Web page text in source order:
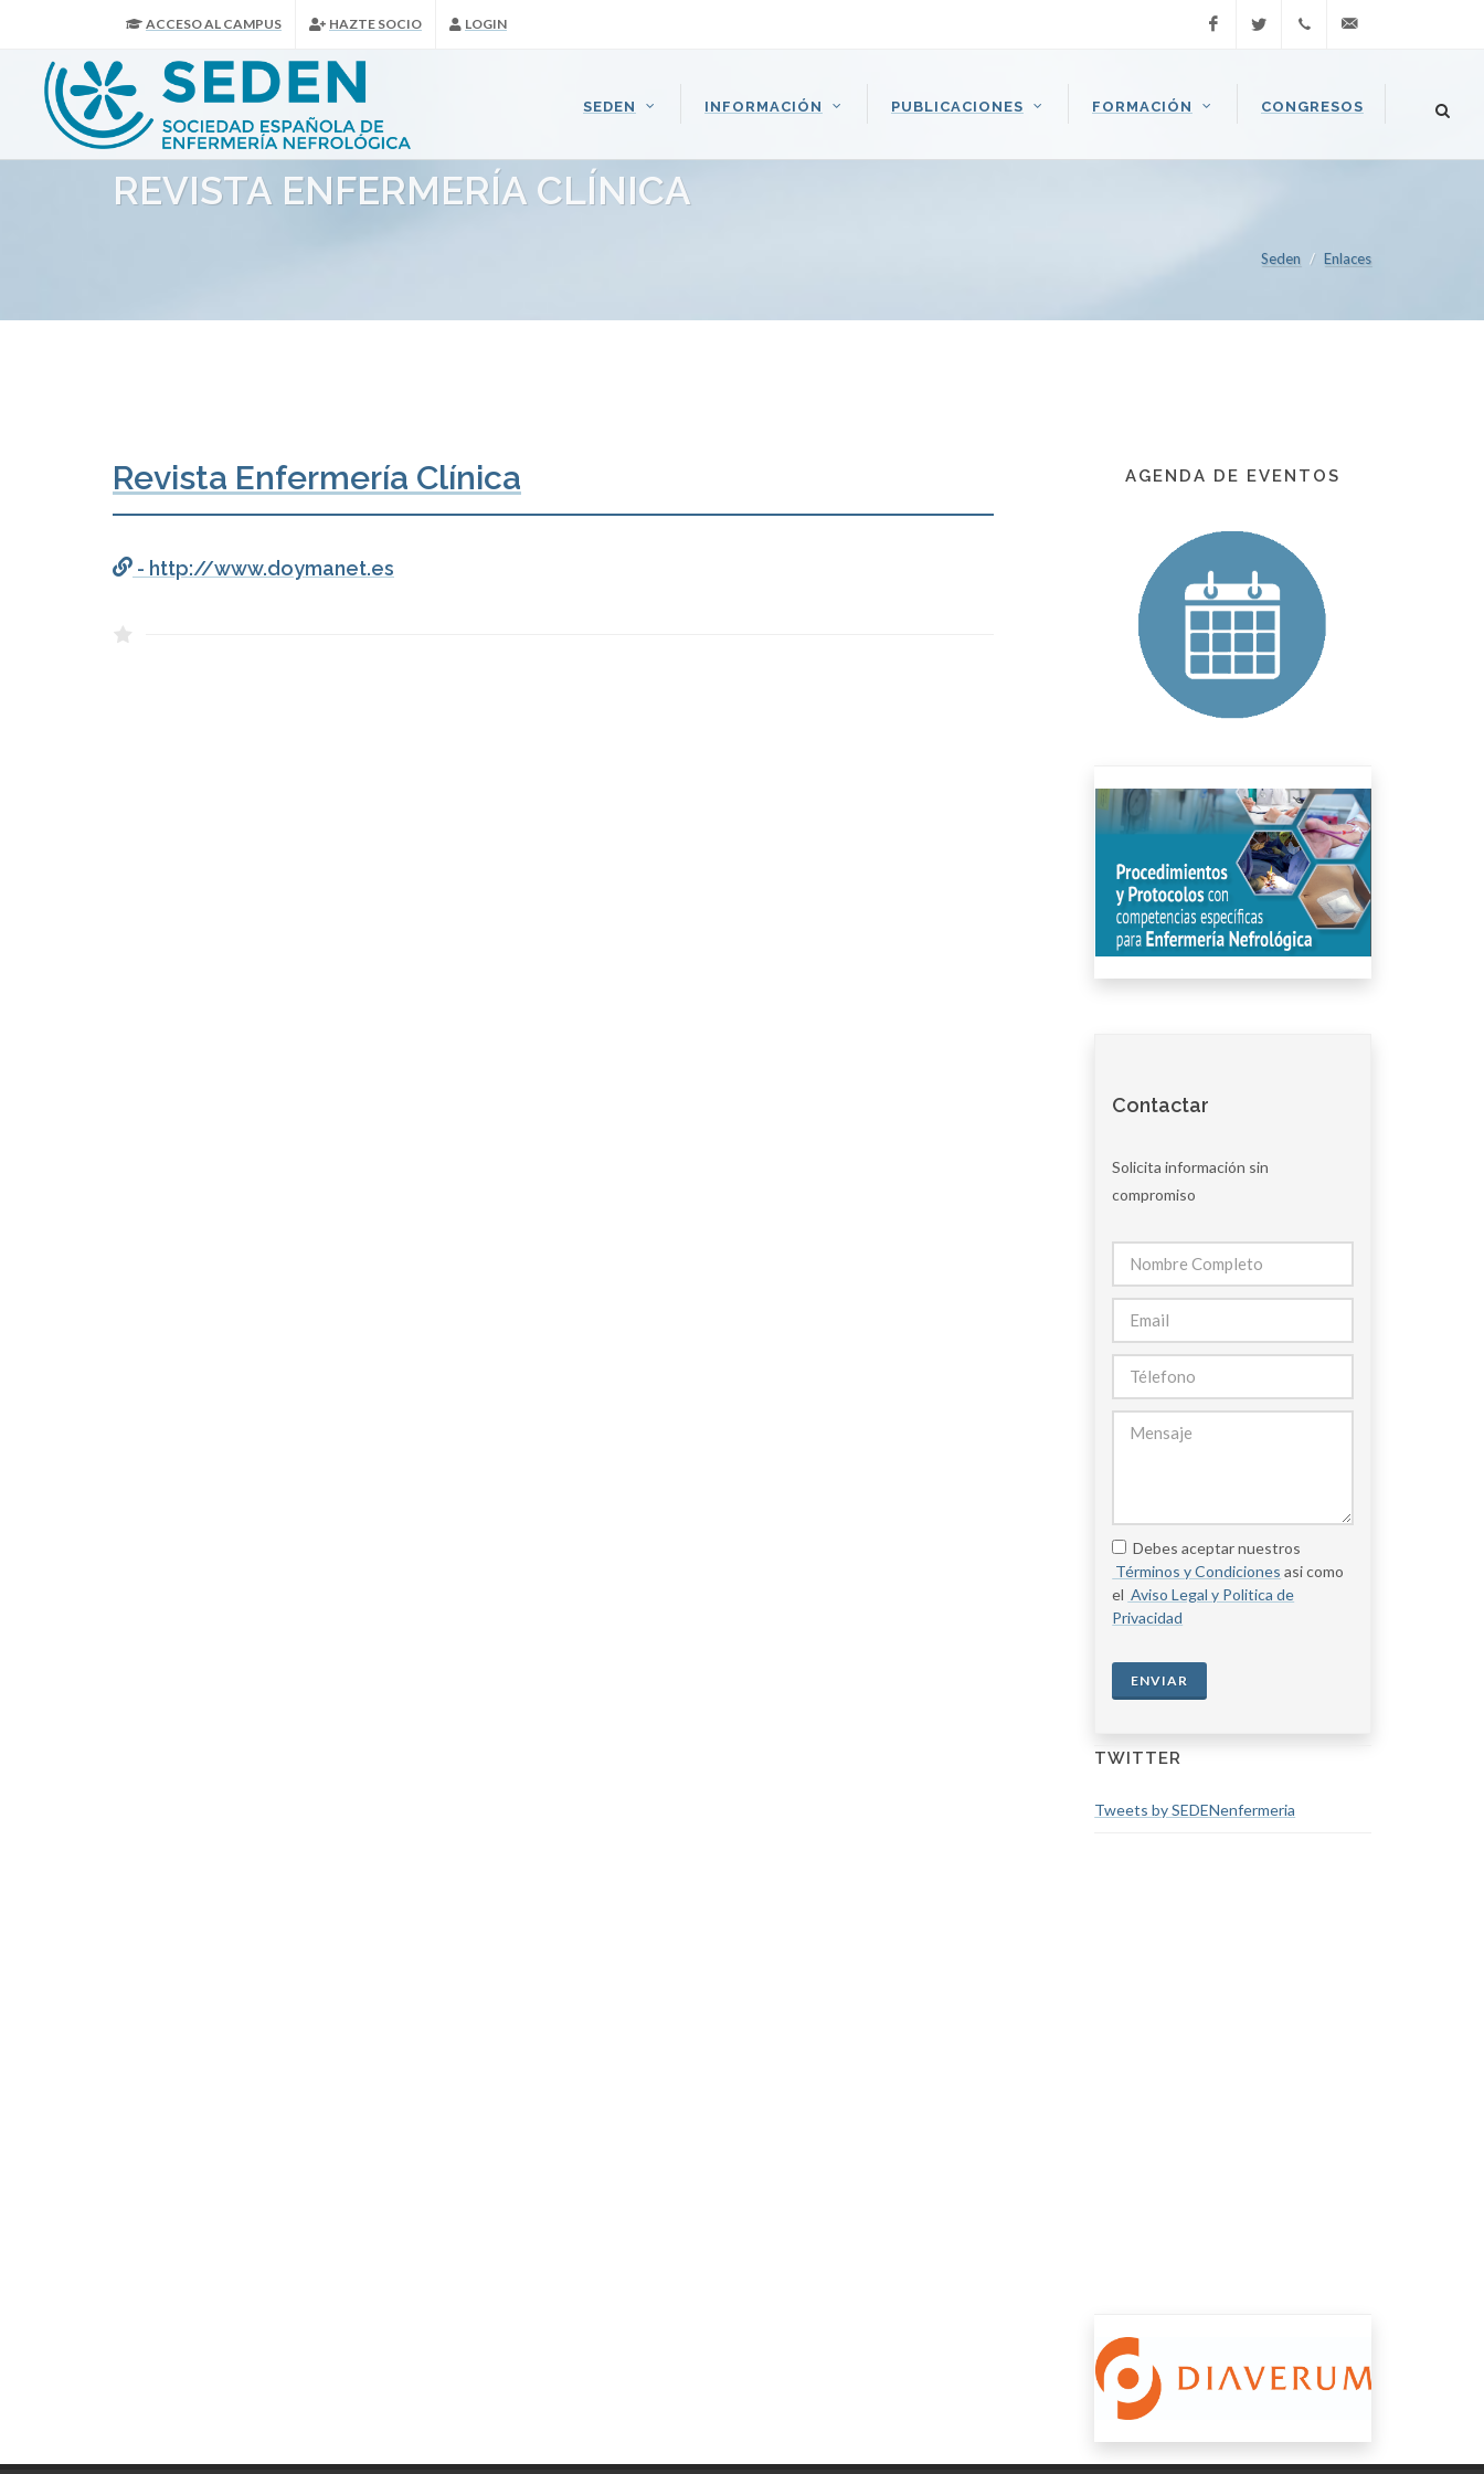
ACCESO AL CAMPUS HAZTE SOCIO LOGIN
SEDEN INFORMACIÓN PUBLICACIONES FORMACIÓN CONGRESOS
REVISTA ENFERMERÍA CLÍNICA
Seden Enlaces
Revista Enfermería Clínica
- http://www.doymanet.es
AGENDA DE EVENTOS
Contactar
Solicita información sin
compromiso
Debes aceptar nuestros
Términos y Condiciones asi como
el Aviso Legal y Politica de
Privacidad
ENVIAR
TWITTER
Tweets by SEDENenfermeria